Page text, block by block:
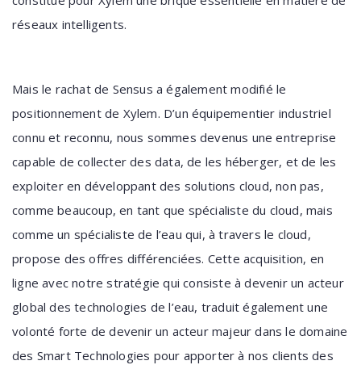
réseaux intelligents.
Mais le rachat de Sensus a également modifié le
positionnement de Xylem. D’un équipementier industriel
connu et reconnu, nous sommes devenus une entreprise
capable de collecter des data, de les héberger, et de les
exploiter en développant des solutions cloud, non pas,
comme beaucoup, en tant que spécialiste du cloud, mais
comme un spécialiste de l’eau qui, à travers le cloud,
propose des offres différenciées. Cette acquisition, en
ligne avec notre stratégie qui consiste à devenir un acteur
global des technologies de l’eau, traduit également une
volonté forte de devenir un acteur majeur dans le domaine
des Smart Technologies pour apporter à nos clients des